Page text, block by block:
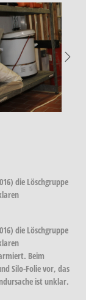
die Löschgruppe
die Löschgruppe
Beim
Silo-Folie vor, das
ist unklar.